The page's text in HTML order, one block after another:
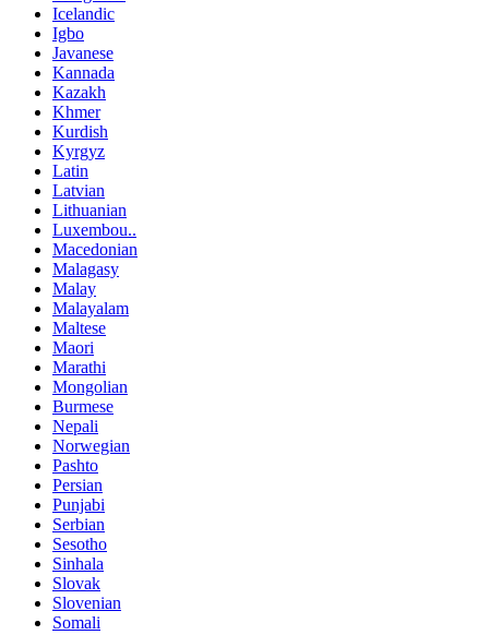
Icelandic
Igbo
Javanese
Kannada
Kazakh
Khmer
Kurdish
Kyrgyz
Latin
Latvian
Lithuanian
Luxembou..
Macedonian
Malagasy
Malay
Malayalam
Maltese
Maori
Marathi
Mongolian
Burmese
Nepali
Norwegian
Pashto
Persian
Punjabi
Serbian
Sesotho
Sinhala
Slovak
Slovenian
Somali